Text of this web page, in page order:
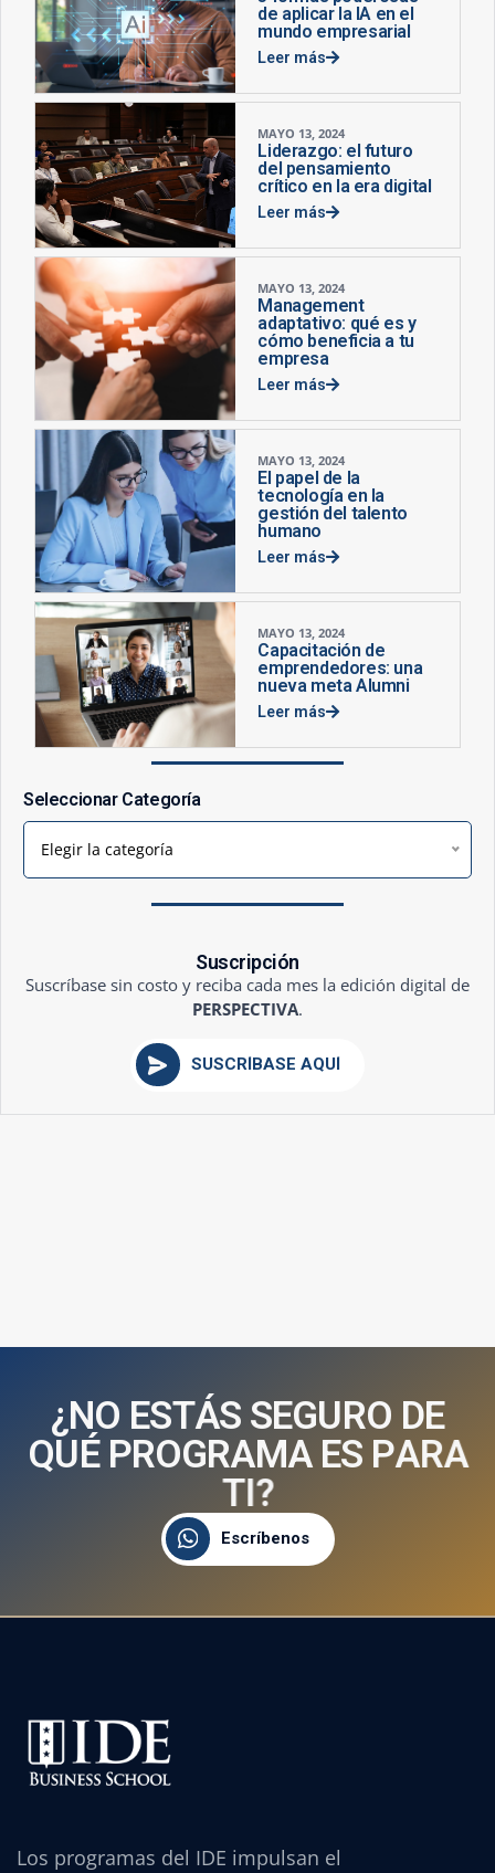
de aplicar la IA en el
mundo empresarial
Leer más
MAYO 13, 2024
Liderazgo: el futuro
del pensamiento
crítico en la era digital
Leer más
MAYO 13, 2024
Management
adaptativo: qué es y
cómo beneficia a tu
empresa
Leer más
MAYO 13, 2024
El papel de la
tecnología en la
gestión del talento
humano
Leer más
MAYO 13, 2024
Capacitación de
emprendedores: una
nueva meta Alumni
Leer más
Seleccionar Categoría
Elegir la categoría
Suscripción
Suscríbase sin costo y reciba cada mes la edición digital de
PERSPECTIVA.
SUSCRÍBASE AQUÍ
¿NO ESTÁS SEGURO DE
QUÉ PROGRAMA ES PARA
TI?
Escríbenos
Los programas del IDE impulsan el